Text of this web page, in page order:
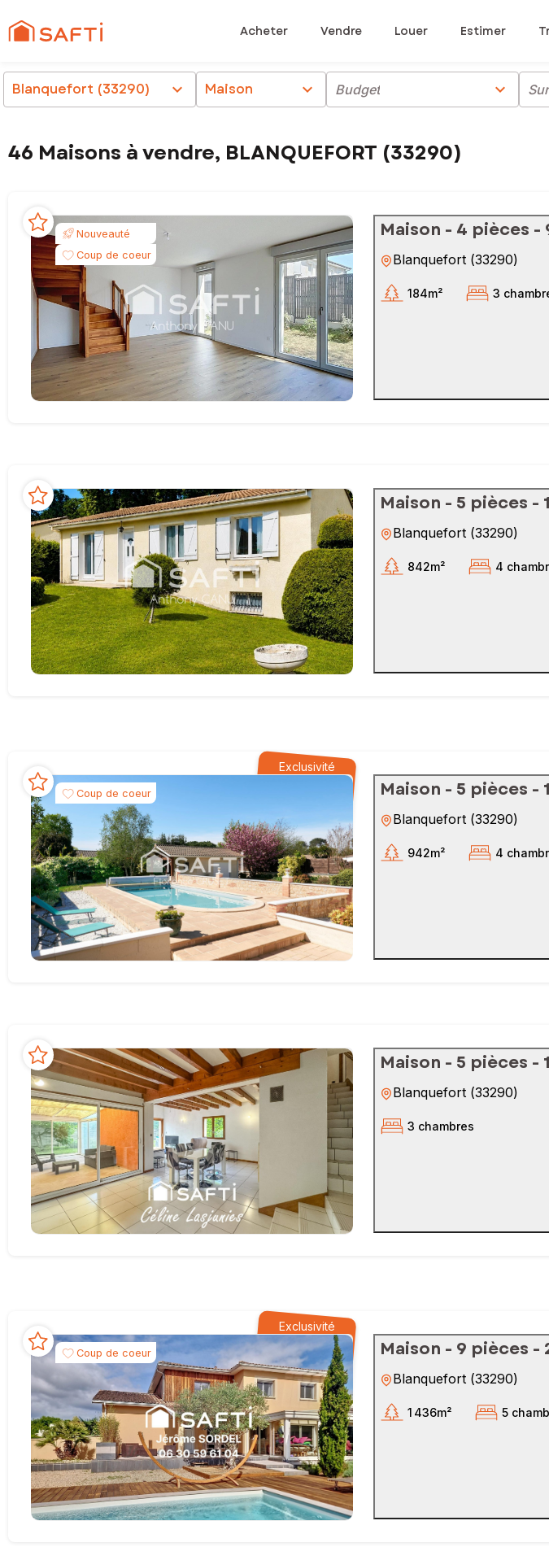
Acheter Vendre Louer Estimer
Blanquefort (33290) chevron_right Maison chevron_right Budget chevron_right
46 Maisons à vendre, BLANQUEFORT (33290)
Nouveauté
Coup de coeur
Maison - 4 pièces -
Blanquefort (33290)
184m² 3
Maison - 5 pièces -
Blanquefort (33290)
842m² 4
Exclusivité
Coup de coeur Maison - 5 pièces -
Blanquefort (33290)
942m² 4
Maison - 5 pièces -
Blanquefort (33290)
3 chambres
Exclusivité
Coup de coeur Maison - 9 pièces -
Blanquefort (33290)
1 436m² 5